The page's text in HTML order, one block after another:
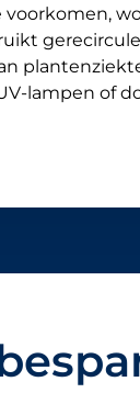
lampen of